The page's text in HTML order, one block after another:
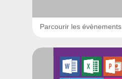
Parcourir les évènements